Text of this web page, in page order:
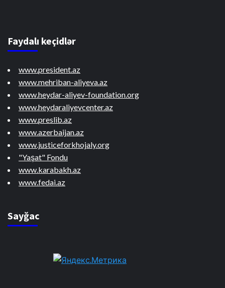
Faydalı keçidlər
www.president.az
www.mehriban-aliyeva.az
www.heydar-aliyev-foundation.org
www.heydaraliyevcenter.az
www.preslib.az
www.azerbaijan.az
www.justiceforkhojaly.org
"Yaşat" Fondu
www.karabakh.az
www.fedai.az
Sayğac